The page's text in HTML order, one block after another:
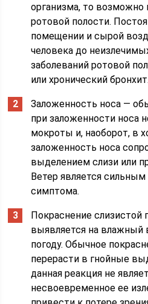
организма, то возможно
ротовой полости.
помещении и сырой
человека до
заболеваний ротовой
или хронический бронхит.
Заложенность носа —
при заложенности носа
мокроты и, наоборот, в
заложенность носа
выделением слизи или
Ветер является
симптома.
Покраснение
выявляется на влажный
погоду. Обычное
перерасти в гнойные
данная реакция не
несвоевременное ее